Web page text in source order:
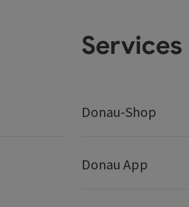
Services
Donau-Shop
Donau App